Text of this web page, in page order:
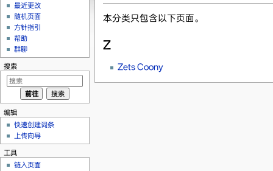
本分类只包含以下页面。
Z
Zets Coony
最近更改
随机页面
方针指引
帮助
群聊
搜索
编辑
快速创建词条
上传向导
工具
链入页面